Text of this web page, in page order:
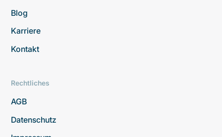
Blog
Karriere
Kontakt
Rechtliches
AGB
Datenschutz